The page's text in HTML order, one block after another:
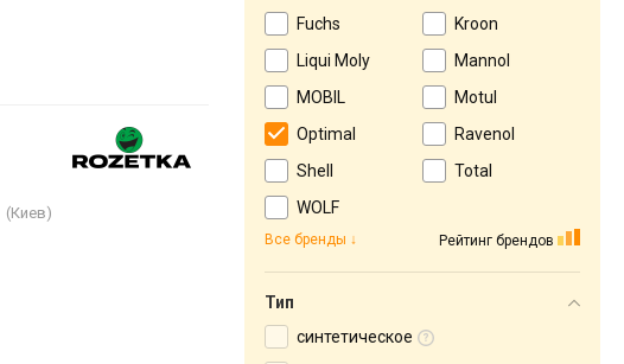
(Киев)
Fuchs
Kroon
Liqui Moly
Mannol
MOBIL
Motul
Optimal
Ravenol
Shell
Total
WOLF
Рейтинг брендов
Все бренды
Тип
синтетическое